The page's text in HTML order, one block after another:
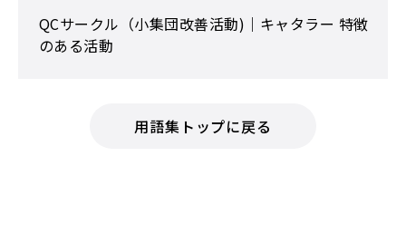
QCサークル（小集団改善活動)｜キャタラー 特徴
のある活動
用語集トップに戻る